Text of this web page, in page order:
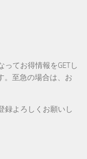
ってお得情報をGETし
。至急の場合は、お
録よろしくお願いし